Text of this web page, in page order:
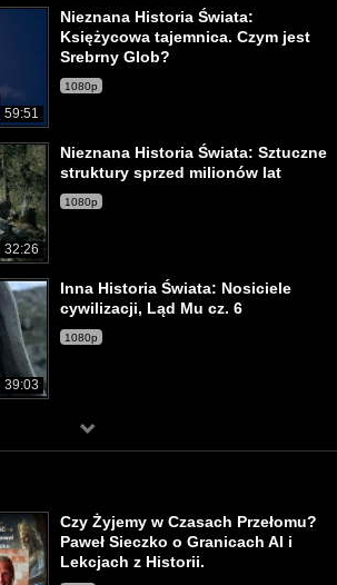
59:51
Nieznana Historia Świata:
Księżycowa tajemnica. Czym jest
Srebrny Glob?
1080p
32:26
Nieznana Historia Świata: Sztuczne
struktury sprzed milionów lat
1080p
39:03
Inna Historia Świata: Nosiciele
cywilizacji, Ląd Mu cz. 6
1080p
Czy Żyjemy w Czasach Przełomu?
Paweł Sieczko o Granicach AI i
Lekcjach z Historii.